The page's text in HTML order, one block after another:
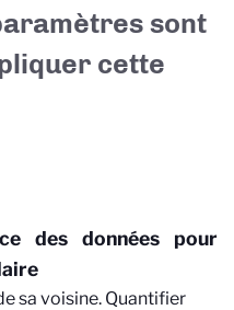
sont
cette
des données pour
sa voisine. Quantifier